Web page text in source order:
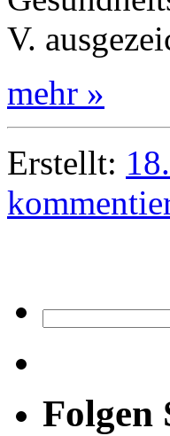
V.
mehr »
Erstellt:
Folgen